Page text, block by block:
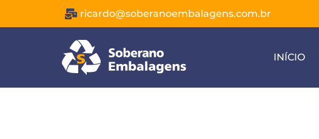
ricardo@soberanoembalagens.com.br
INÍCIO